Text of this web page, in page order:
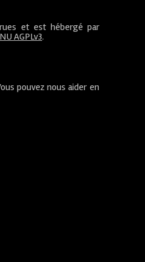
et est hébergé par
AGPLv3.
pouvez nous aider en